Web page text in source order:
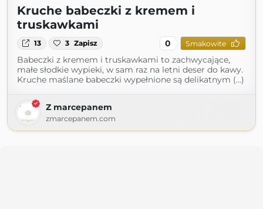
Kruche babeczki z kremem i
truskawkami
13 3 Zapisz 0 Smakowite
Babeczki z kremem i truskawkami to zachwycające,
małe słodkie wypieki, w sam raz na letni deser do kawy.
Kruche maślane babeczki wypełnione są delikatnym (...)
Z marcepanem
zmarcepanem.com